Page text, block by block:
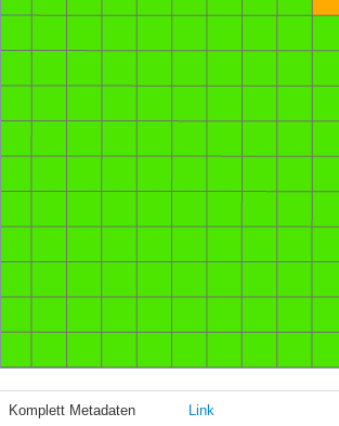
Komplett Metadaten Link